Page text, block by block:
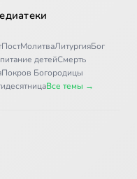
ПостМолитваЛитургияБог
детейСмерть
Покров Богородицы
Все темы →